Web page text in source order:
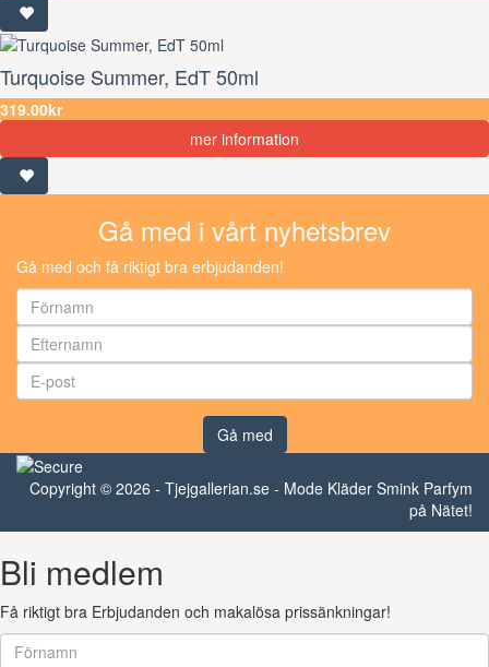
Turquoise Summer, EdT 50ml
319.00kr
mer information
Gå med i vårt nyhetsbrev
Gå med och få riktigt bra erbjudanden!
Gå med
Copyright © 2026 - Tjejgallerian.se - Mode Kläder Smink Parfym
på Nätet!
Bli medlem
Få riktigt bra Erbjudanden och makalösa prissänkningar!